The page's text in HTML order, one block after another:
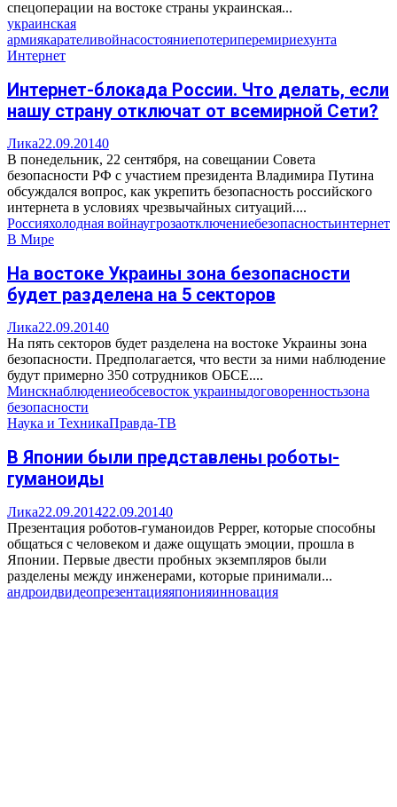
спецоперации на востоке страны украинская...
украинская
армиякарателивойнасостояниепотериперемириехунта
Интернет
Интернет-блокада России. Что делать, если
нашу страну отключат от всемирной Сети?
Лика22.09.20140
В понедельник, 22 сентября, на совещании Совета
безопасности РФ с участием президента Владимира Путина
обсуждался вопрос, как укрепить безопасность российского
интернета в условиях чрезвычайных ситуаций....
Россияхолодная войнаугрозаотключениебезопасностьинтернет
В Мире
На востоке Украины зона безопасности
будет разделена на 5 секторов
Лика22.09.20140
На пять секторов будет разделена на востоке Украины зона
безопасности. Предполагается, что вести за ними наблюдение
будут примерно 350 сотрудников ОБСЕ....
Минскнаблюдениеобсевосток украиныдоговоренностьзона
безопасности
Наука и ТехникаПравда-ТВ
В Японии были представлены роботы-
гуманоиды
Лика22.09.201422.09.20140
Презентация роботов-гуманоидов Pepper, которые способны
общаться с человеком и даже ощущать эмоции, прошла в
Японии. Первые двести пробных экземпляров были
разделены между инженерами, которые принимали...
андроидвидеопрезентацияяпонияинновация